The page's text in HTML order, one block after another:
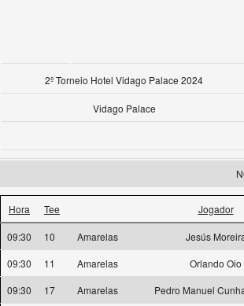
2º Torneio Hotel Vidago Palace 2024
Vidago Palace
Hora Tee Jogador
09:30 10 Amarelas
Jesús
09:30
11 Amarelas
Orlando Oio
09:30
17 Amarelas
Pedro Manuel